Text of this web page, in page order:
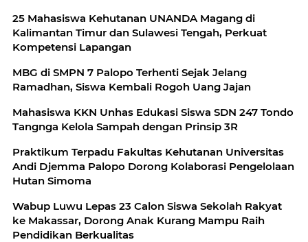
25 Mahasiswa Kehutanan UNANDA Magang di
Kalimantan Timur dan Sulawesi Tengah, Perkuat
Kompetensi Lapangan
MBG di SMPN 7 Palopo Terhenti Sejak Jelang
Ramadhan, Siswa Kembali Rogoh Uang Jajan
Mahasiswa KKN Unhas Edukasi Siswa SDN 247 Tondo
Tangnga Kelola Sampah dengan Prinsip 3R
Praktikum Terpadu Fakultas Kehutanan Universitas
Andi Djemma Palopo Dorong Kolaborasi Pengelolaan
Hutan Simoma
Wabup Luwu Lepas 23 Calon Siswa Sekolah Rakyat
ke Makassar, Dorong Anak Kurang Mampu Raih
Pendidikan Berkualitas